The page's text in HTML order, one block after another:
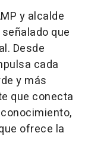
y alcalde
que
Desde
cada
y más
que conecta
ofrece la